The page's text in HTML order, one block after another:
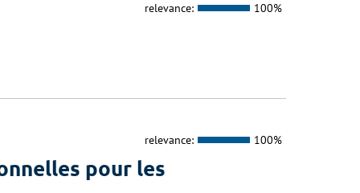
relevance: 100%
relevance: 100%
pour les